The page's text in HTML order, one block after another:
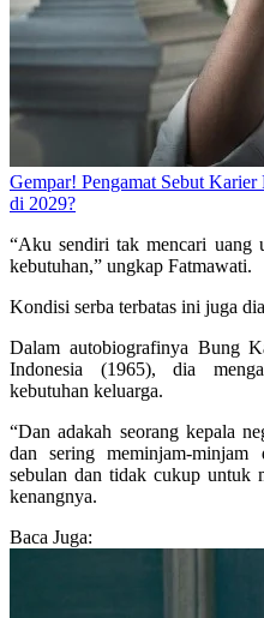
Gempar! Pengamat Sebut
di 2029?
“Aku sendiri tak mencari uang
kebutuhan,” ungkap Fatmawati.
Kondisi serba terbatas ini juga
Dalam autobiografinya Bung
Indonesia (1965), dia
kebutuhan keluarga.
“Dan adakah seorang kepala
dan sering meminjam-
sebulan dan tidak cukup untuk
kenangnya.
Baca Juga: